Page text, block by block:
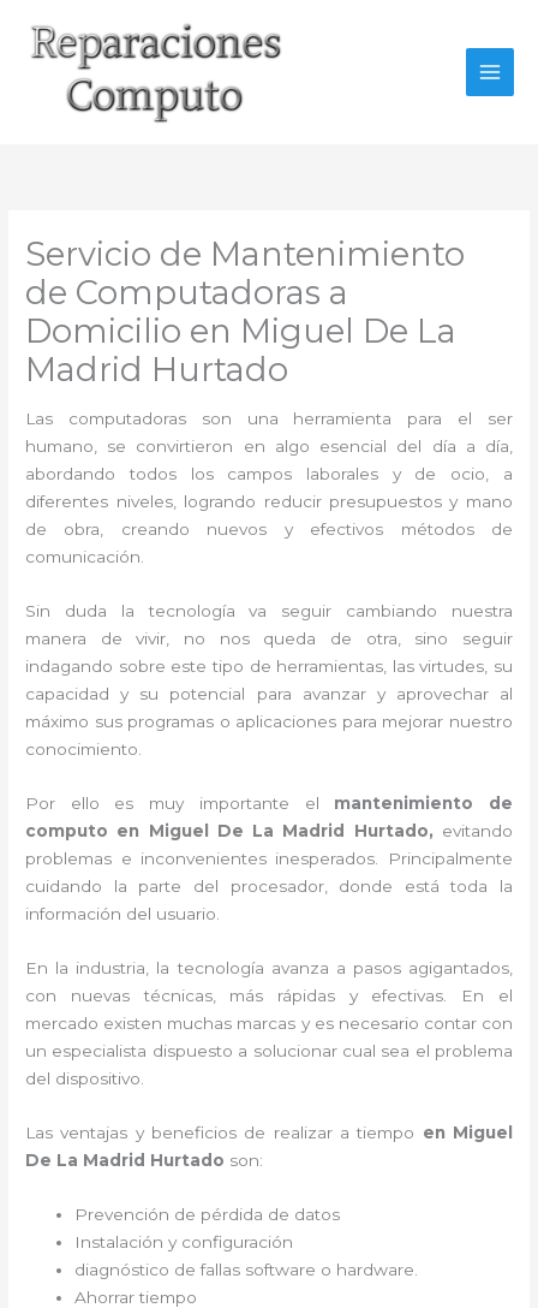
contenido
Servicio de Mantenimiento
de Computadoras a
Domicilio en Miguel De La
Madrid Hurtado
Las computadoras son una herramienta para el ser
humano, se convirtieron en algo esencial del día a día,
abordando todos los campos laborales y de ocio, a
diferentes niveles, logrando reducir presupuestos y mano
de obra, creando nuevos y efectivos métodos de
comunicación.
Sin duda la tecnología va seguir cambiando nuestra
manera de vivir, no nos queda de otra, sino seguir
indagando sobre este tipo de herramientas, las virtudes, su
capacidad y su potencial para avanzar y aprovechar al
máximo sus programas o aplicaciones para mejorar nuestro
conocimiento.
Por ello es muy importante el mantenimiento de
computo en Miguel De La Madrid Hurtado, evitando
problemas e inconvenientes inesperados. Principalmente
cuidando la parte del procesador, donde está toda la
información del usuario.
En la industria, la tecnología avanza a pasos agigantados,
con nuevas técnicas, más rápidas y efectivas . En el
mercado existen muchas marcas y es necesario contar con
un especialista dispuesto a solucionar cual sea el problema
del dispositivo.
Las ventajas y beneficios de realizar a tiempo en Miguel
De La Madrid Hurtado son:
Prevención de pérdida de datos
Instalación y configuración
diagnóstico de fallas software o hardware
Ahorrar tiempo